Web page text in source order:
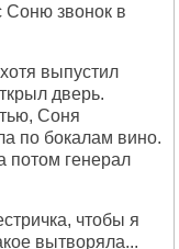
Соню звонок в
выпустил
дверь.
Соня
по бокалам вино.
потом генерал
чтобы я
вытворяла...